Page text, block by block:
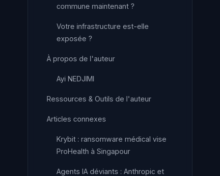
commune maintenant ?
Votre infrastructure est-elle
exposée ?
À propos de l'auteur
Ayi NEDJIMI
Ressources & Outils de l'auteur
Articles connexes
Krybit : ransomware médical vise
ProHealth à Singapour
Agents IA déviants : Anthropic et